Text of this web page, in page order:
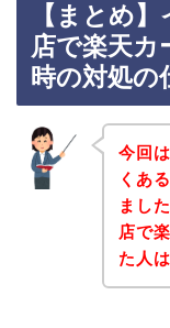
【まとめ
店で楽天カ
時の対処の
今回
くあ
まし
店で
た人